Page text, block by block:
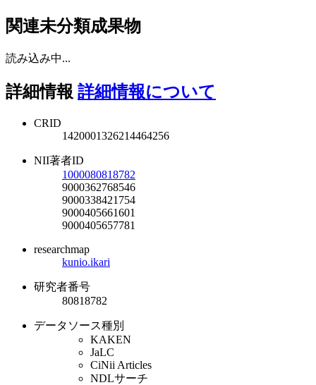
関連未分類成果物
読み込み中...
詳細情報 詳細情報について
CRID
1420001326214464256
NII著者ID
1000080818782
9000362768546
9000338421754
9000405661601
9000405657781
researchmap
kunio.ikari
研究者番号
80818782
データソース種別
KAKEN
JaLC
CiNii Articles
NDLサーチ